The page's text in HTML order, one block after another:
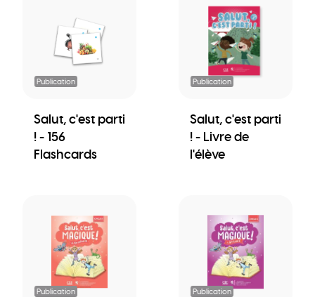
Publication
Salut, c'est parti
! - 156
Flashcards
Publication
Salut, c'est parti
! - Livre de
l'élève
Publication Publication